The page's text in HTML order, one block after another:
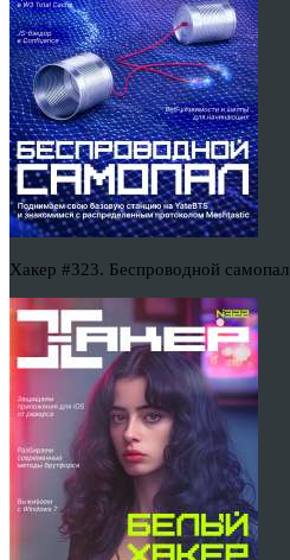
Хакер #323. Беспроводной самопал